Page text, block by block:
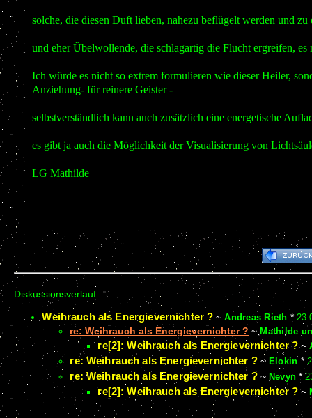
solche, die diesen Duft lieben, nahezu beflügelt werden und
und eher Übelwollende, die schlagartig die Flucht ergreifen, es
Ich würde es nicht so extrem formulieren wie dieser Heiler,
Anziehung- für reinere Geister -
selbstverständlich kann auch zusätzlich eine energetische
es gibt ja auch die Möglichkeit der Visualisierung von
LG Mathilde
Diskussionsverlauf:
Weihrauch als Energievernichter ? ~Andreas Rieth *
re: Weihrauch als Energievernichter ? ~ Mathilde
re[2]: Weihrauch als Energievernichter ?~
re: Weihrauch als Energievernichter ?~ Elokin *
re: Weihrauch als Energievernichter ?~ Nevyn*
re[2]: Weihrauch als Energievernichter ? ~